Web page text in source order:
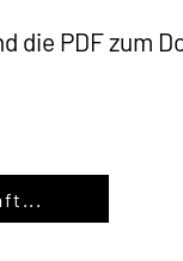
die PDF zum